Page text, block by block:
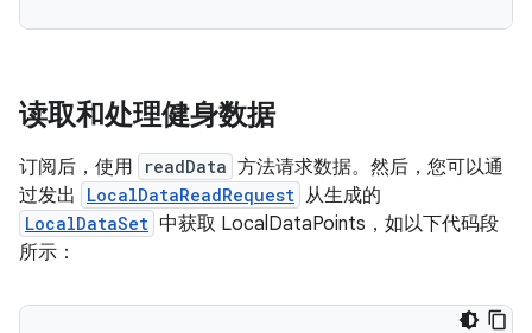
读取和处理健身数据
订阅后，使用 readData 方法请求数据。然后，您可以通
过发出
LocalDataReadRequest 从生成的
LocalDataSet 中获取 LocalDataPoints，如以下代码段
所示：